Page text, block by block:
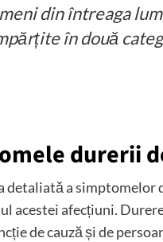
din întreaga
în două
durerii
detaliată a simptomelor
acestei afecțiuni.
de cauză și de